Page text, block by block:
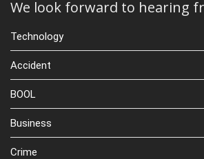
We look forward to hearing
Technology
Accident
BOOL
Business
Crime